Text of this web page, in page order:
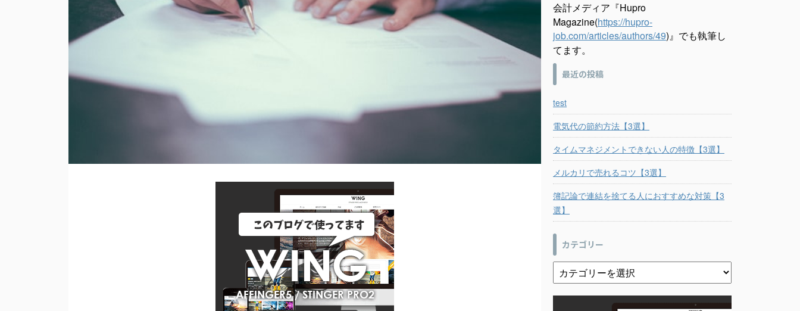
会計メディア『Hupro
Magazine(https://hupro-
job.com/articles/authors/49)』でも執筆し
てます。
最近の投稿
test
電気代の節約方法【3選】
タイムマネジメントできない人の特徴【3選】
メルカリで売れるコツ【3選】
簿記論で連結を捨てる人におすすめな対策【3
選】
カテゴリー